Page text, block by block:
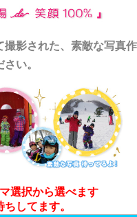
影された、素敵な写真作
い。
選択から選べます
してます。